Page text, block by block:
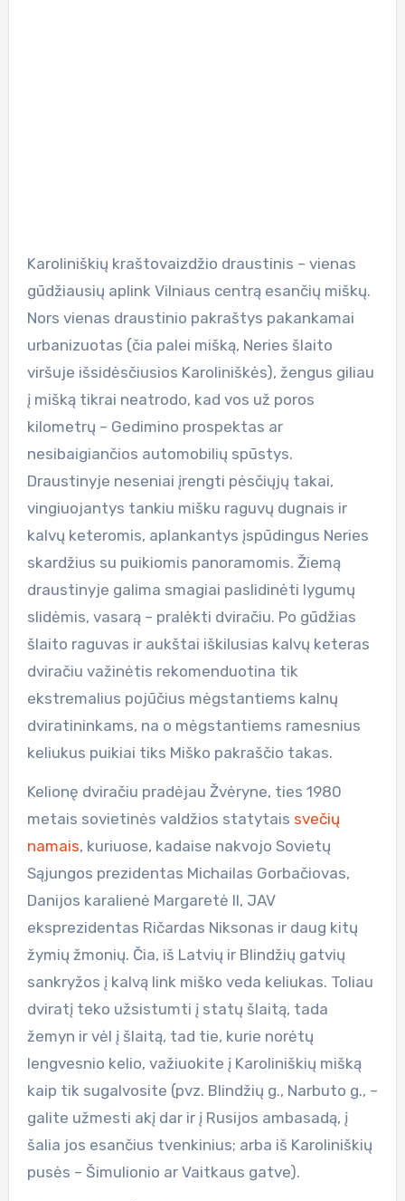
Karoliniškių kraštovaizdžio draustinis – vienas
gūdžiausių aplink Vilniaus centrą esančių miškų.
Nors vienas draustinio pakraštys pakankamai
urbanizuotas (čia palei mišką, Neries šlaito
viršuje išsidėsčiusios Karoliniškės), žengus giliau
į mišką tikrai neatrodo, kad vos už poros
kilometrų – Gedimino prospektas ar
nesibaigiančios automobilių spūstys.
Draustinyje neseniai įrengti pėsčiųjų takai,
vingiuojantys tankiu mišku raguvų dugnais ir
kalvų keteromis, aplankantys įspūdingus Neries
skardžius su puikiomis panoramomis. Žiemą
draustinyje galima smagiai paslidinėti lygumų
slidėmis, vasarą – pralėkti dviračiu. Po gūdžias
šlaito raguvas ir aukštai iškilusias kalvų keteras
dviračiu važinėtis rekomenduotina tik
ekstremalius pojūčius mėgstantiems kalnų
dviratininkams, na o mėgstantiems ramesnius
keliukus puikiai tiks Miško pakraščio takas.
Kelionę dviračiu pradėjau Žvėryne, ties 1980
metais sovietinės valdžios statytais svečių
namais, kuriuose, kadaise nakvojo Sovietų
Sąjungos prezidentas Michailas Gorbačiovas,
Danijos karalienė Margaretė II, JAV
eksprezidentas Ričardas Niksonas ir daug kitų
žymių žmonių. Čia, iš Latvių ir Blindžių gatvių
sankryžos į kalvą link miško veda keliukas. Toliau
dviratį teko užsistumti į statų šlaitą, tada
žemyn ir vėl į šlaitą, tad tie, kurie norėtų
lengvesnio kelio, važiuokite į Karoliniškių mišką
kaip tik sugalvosite (pvz. Blindžių g., Narbuto g., –
galite užmesti akį dar ir į Rusijos ambasadą, į
šalia jos esančius tvenkinius; arba iš Karoliniškių
pusės – Šimulionio ar Vaitkaus gatve).